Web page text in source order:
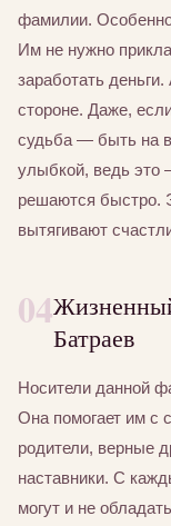
фамилии. Особенно
Им не нужно
заработать
стороне. Даже,
судьба — быть на
улыбкой, ведь это
решаются быстро.
вытягивают
04
Батраев
Носители данной
Она помогает им с
родители, верные
наставники. С
могут и не